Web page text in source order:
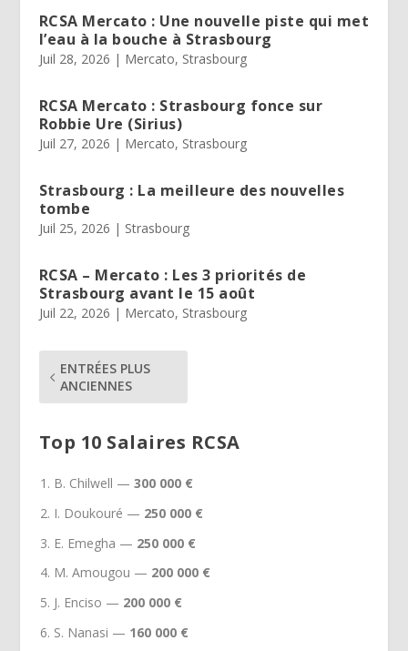
RCSA Mercato : Une nouvelle piste qui met
l’eau à la bouche à Strasbourg
Juil 28, 2026 | Mercato, Strasbourg
RCSA Mercato : Strasbourg fonce sur
Robbie Ure (Sirius)
Juil 27, 2026 | Mercato, Strasbourg
Strasbourg : La meilleure des nouvelles
tombe
Juil 25, 2026 | Strasbourg
RCSA – Mercato : Les 3 priorités de
Strasbourg avant le 15 août
Juil 22, 2026 | Mercato, Strasbourg
ENTRÉES PLUS
ANCIENNES
Top 10 Salaires RCSA
B. Chilwell — 300 000 €
I. Doukouré — 250 000 €
E. Emegha — 250 000 €
M. Amougou — 200 000 €
J. Enciso — 200 000 €
S. Nanasi — 160 000 €